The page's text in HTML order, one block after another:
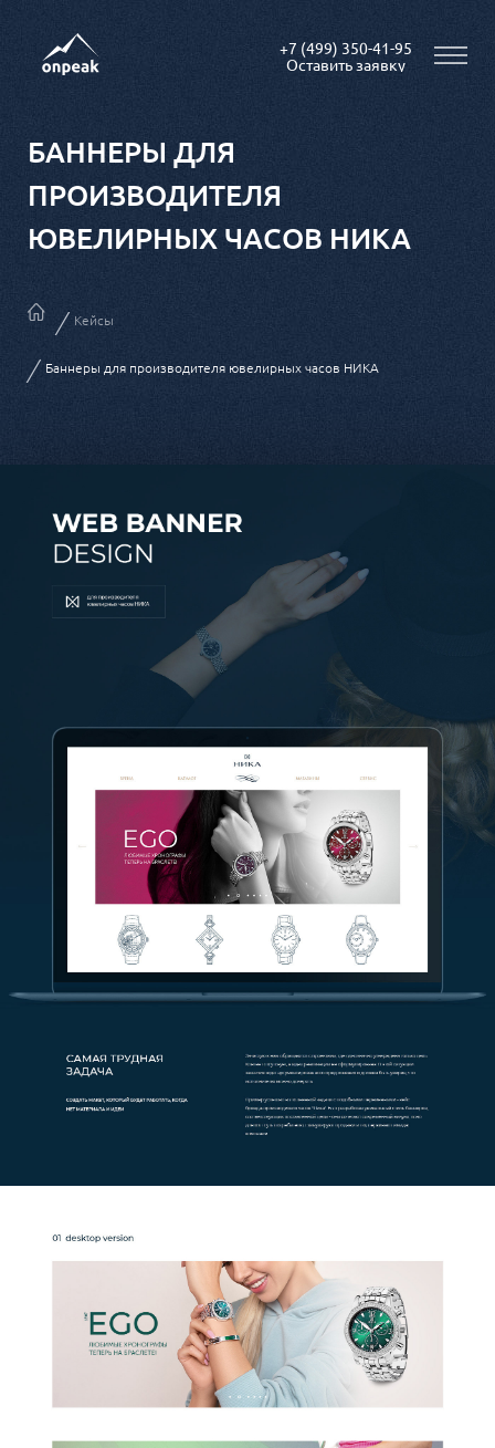
+7 (499) 350-41-95
БАННЕРЫ ДЛЯ
ПРОИЗВОДИТЕЛЯ
ЮВЕЛИРНЫХ ЧАСОВ НИКА
Кейсы
Баннеры для производителя ювелирных часов НИКА